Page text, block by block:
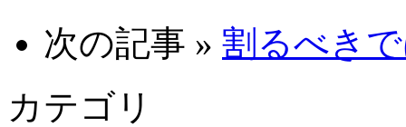
次の記事 » 割るべき
カテゴリ